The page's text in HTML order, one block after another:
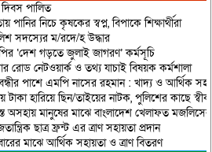
পালিত
নিচে কৃষকের স্বপ্ন, বিপাকে শিক্ষার্থীরা
সদস্যের ম/রদে/হ উদ্ধার
‘দেশ গড়তে জুলাই জাগরণ’ কর্মসূচি
রোড নেটওয়ার্ক ও তথ্য যাচাই বিষয়ক কর্মশালা
পাশে এমপি নাসের রহমান : খাদ্য ও আর্থিক
হারিয়ে ছিন/তাইয়ের নাটক, পুলিশের কাছে
অসহায় মানুষের মাঝে বাংলাদেশ খেলাফত মজলিসের
ছাত্র ফ্রন্ট এর ত্রাণ সহায়তা প্রদান
মাঝে আর্থিক সহায়তা ও ত্রাণ বিতরণ